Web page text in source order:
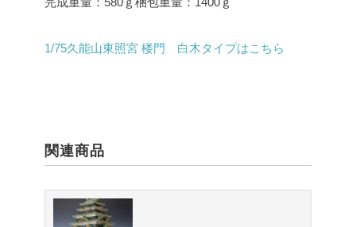
1/75久能山東照宮 楼門 白木タイプはこちら
関連商品